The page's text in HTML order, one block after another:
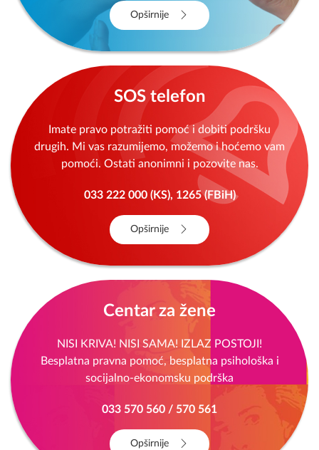
Opširnije
SOS telefon
Imate pravo potražiti pomoć i dobiti podršku
drugih. Mi vas razumijemo, možemo i hoćemo vam
pomoći. Ostati anonimni i pozovite nas.
033 222 000 (KS), 1265 (FBiH)
Opširnije
Centar za žene
NISI KRIVA! NISI SAMA! IZLAZ POSTOJI!
Besplatna pravna pomoć, besplatna psihološka i
socijalno-ekonomsku podrška
033 570 560 / 570 561
Opširnije